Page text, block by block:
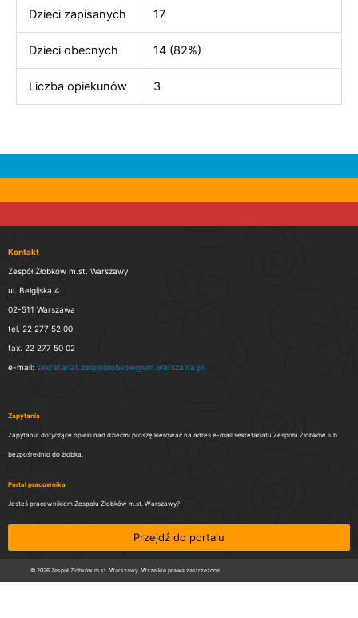
Dzieci zapisanych 17
Dzieci obecnych 14 (82%)
Liczba opiekunów 3
Kontakt
Zespół Żłobków m.st. Warszawy
ul. Belgijska 4
02-511 Warszawa
tel. 22 277 52 00
fax. 22 277 50 02
e-mail: sekretariat.zespolzlobkow@um.warszawa.pl
Zapytania
Zapytania dotyczące opieki nad dziećmi proszę kierować na adres e-mail sekretariatu Zespołu Żłobków lub
bezpośrednio do żłobka.
Portal pracownika
Jesteś pracownikiem Zespołu Żłobków m.st. Warszawy?
Przejdź do portalu
© 2026 Zespół Żłobków m.st. Warszawy. Wszelkie prawa zastrzeżone